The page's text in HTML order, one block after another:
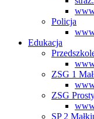
Policja
Edukacja
ZSG 1
ZSG
SP 2